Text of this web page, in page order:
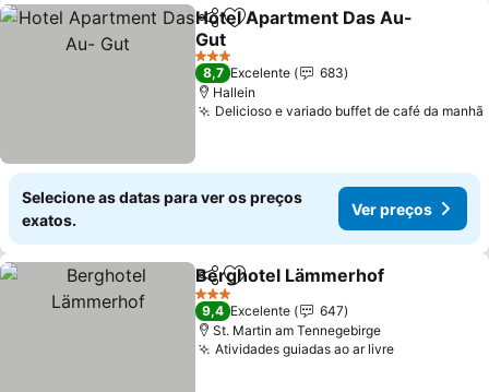
PartilharAdicionar aos favoritos
Hotel Apartment Das Au-
Gut
Ver preços
3 Estrelas
8,7 Excelente
683
Hallein
Delicioso e variado buffet de café da manhã
Selecione as datas para ver os preços
exatos.
Ver preços
PartilharAdicionar aos favoritos
Berghotel Lämmerhof
3 Estrelas
9,4 Excelente
647
St. Martin am Tennegebirge
Atividades guiadas ao ar livreVer preços